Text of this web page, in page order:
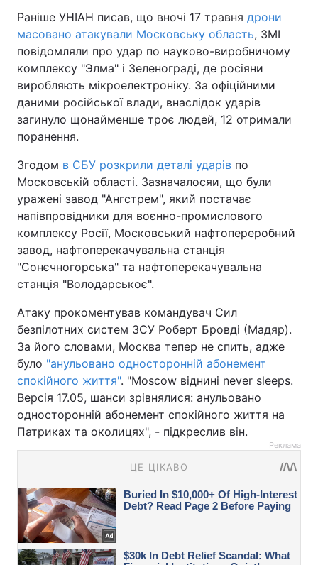
Раніше УНІАН писав, що вночі 17 травня дрони
масовано атакували Московську область, ЗМІ
повідомляли про удар по науково-виробничому
комплексу "Элма" і Зеленограді, де росіяни
виробляють мікроелектроніку. За офіційними
даними російської влади, внаслідок ударів
загинуло щонайменше троє людей, 12 отримали
поранення.
Згодом в СБУ розкрили деталі ударів по
Московській області. Зазначалосяи, що були
уражені завод "Ангстрем", який постачає
напівпровідники для воєнно-промислового
комплексу Росії, Московський нафтопереробний
завод, нафтоперекачувальна станція
"Сонєчногорська" та нафтоперекачувальна
станція "Володарськоє".
Атаку прокоментував командувач Сил
безпілотних систем ЗСУ Роберт Бровді (Мадяр).
За його словами, Москва тепер не спить, адже
було "анульовано односторонній абонемент
спокійного життя". "Moscow віднині never sleeps.
Версія 17.05, шанси зрівнялися: анульовано
односторонній абонемент спокійного життя на
Патриках та околицях", - підкреслив він.
Реклама